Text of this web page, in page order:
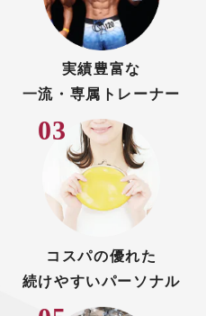
実績豊富な
一流・専属トレーナー
コスパの優れた
続けやすいパーソナル